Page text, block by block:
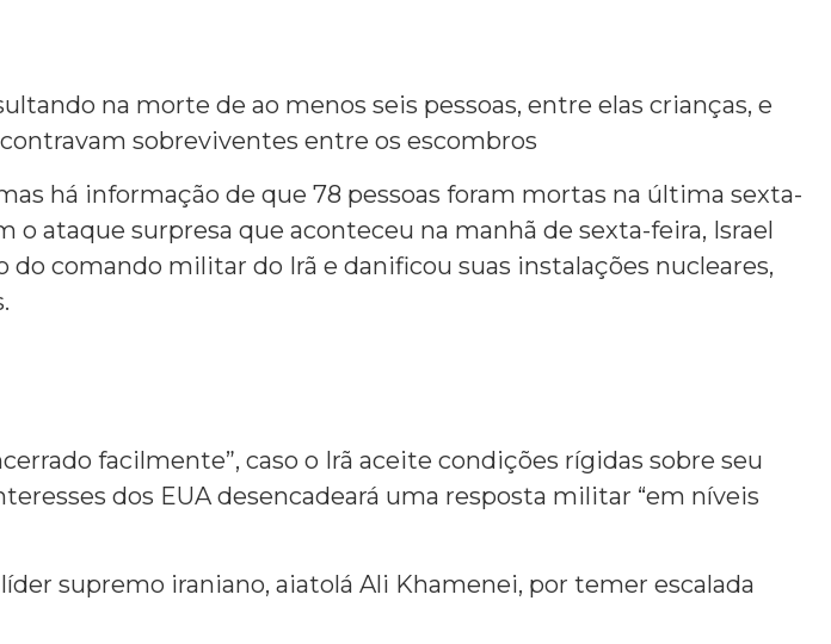
na morte de ao menos seis pessoas, entre elas crianças, e
sobreviventes entre os escombros
há informação de que 78 pessoas foram mortas na última sexta-
o ataque surpresa que aconteceu na manhã de sexta-feira, Israel
do comando militar do Irã e danificou suas instalações nucleares,
facilmente”, caso o Irã aceite condições rígidas sobre seu
dos EUA desencadeará uma resposta militar “em níveis
supremo iraniano, aiatolá Ali Khamenei, por temer escalada